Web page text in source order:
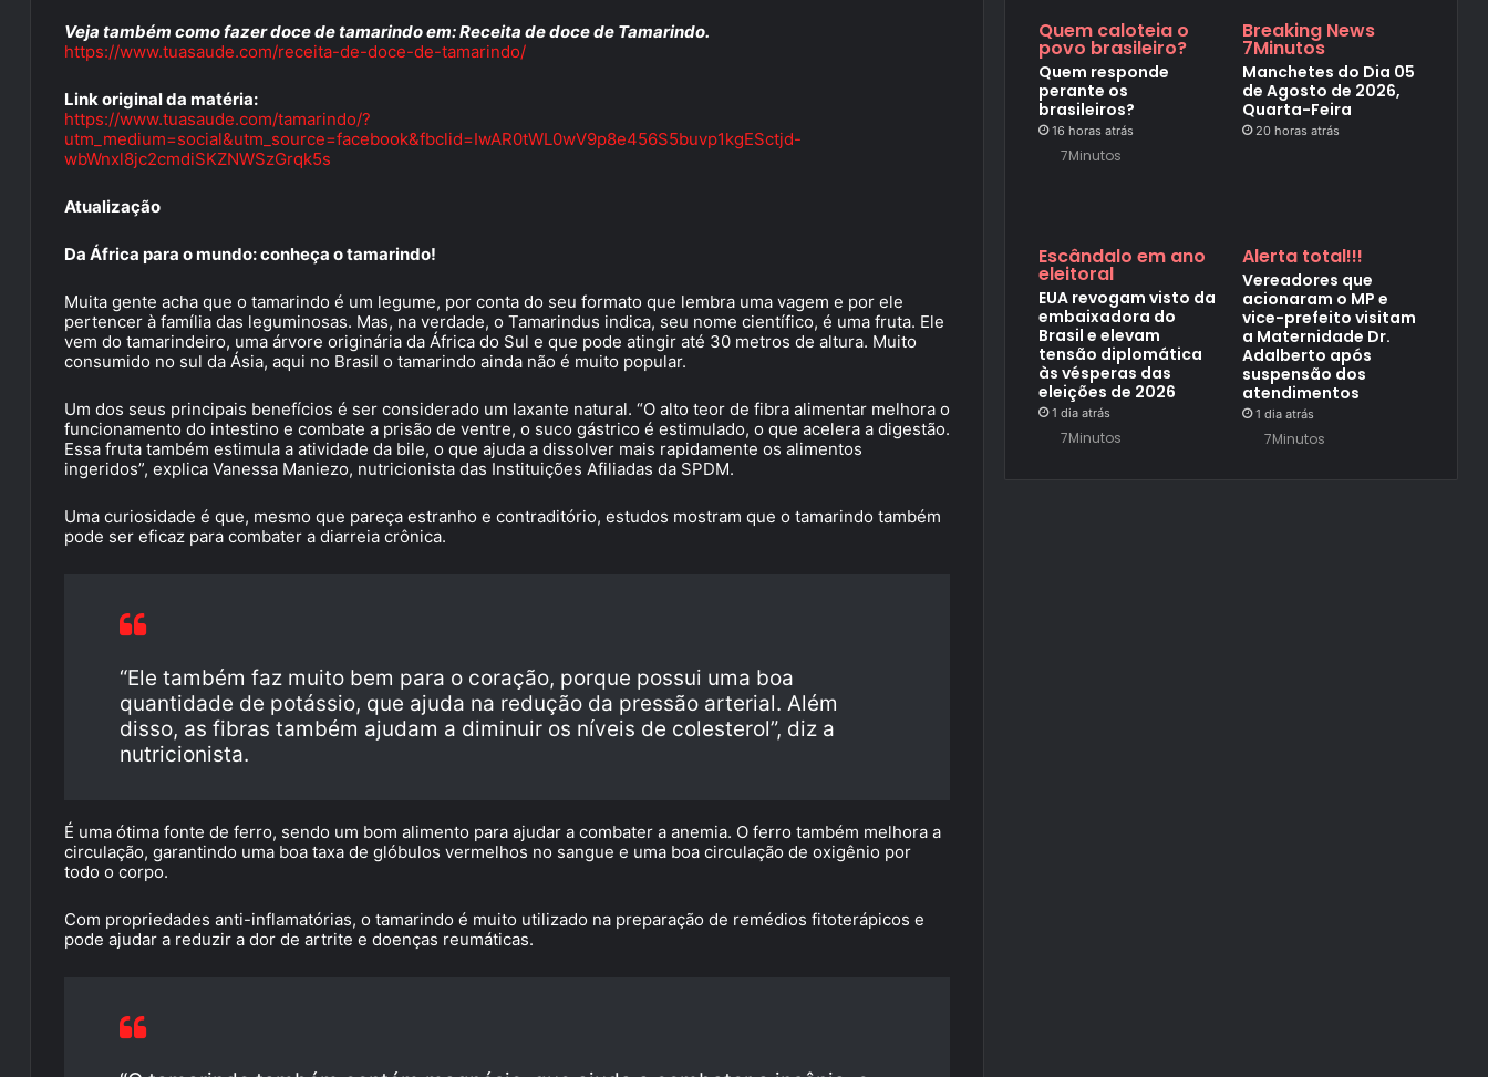
Veja também como fazer doce de tamarindo em: Receita de doce de Tamarindo.
https://www.tuasaude.com/receita-de-doce-de-tamarindo/
Link original da matéria:
https://www.tuasaude.com/tamarindo/?
utm_medium=social&utm_source=facebook&fbclid=IwAR0tWL0wV9p8e456S5buvp1kgESctjd-
wbWnxl8jc2cmdiSKZNWSzGrqk5s
Atualização
Da África para o mundo: conheça o tamarindo!
Muita gente acha que o tamarindo é um legume, por conta do seu formato que lembra uma vagem e por ele
pertencer à família das leguminosas. Mas, na verdade, o Tamarindus indica, seu nome científico, é uma fruta. Ele
vem do tamarindeiro, uma árvore originária da África do Sul e que pode atingir até 30 metros de altura. Muito
consumido no sul da Ásia, aqui no Brasil o tamarindo ainda não é muito popular.
Um dos seus principais benefícios é ser considerado um laxante natural. “O alto teor de fibra alimentar melhora o
funcionamento do intestino e combate a prisão de ventre, o suco gástrico é estimulado, o que acelera a digestão.
Essa fruta também estimula a atividade da bile, o que ajuda a dissolver mais rapidamente os alimentos
ingeridos”, explica Vanessa Maniezo, nutricionista das Instituições Afiliadas da SPDM.
Uma curiosidade é que, mesmo que pareça estranho e contraditório, estudos mostram que o tamarindo também
pode ser eficaz para combater a diarreia crônica.
“Ele também faz muito bem para o coração, porque possui uma boa
quantidade de potássio, que ajuda na redução da pressão arterial. Além
disso, as fibras também ajudam a diminuir os níveis de colesterol”, diz a
nutricionista.
É uma ótima fonte de ferro, sendo um bom alimento para ajudar a combater a anemia. O ferro também melhora a
circulação, garantindo uma boa taxa de glóbulos vermelhos no sangue e uma boa circulação de oxigênio por
todo o corpo.
Com propriedades anti-inflamatórias, o tamarindo é muito utilizado na preparação de remédios fitoterápicos e
pode ajudar a reduzir a dor de artrite e doenças reumáticas.
Quem caloteia o
povo brasileiro?
Quem responde
perante os
brasileiros?
16 horas atrás
7Minutos
Breaking News
7Minutos
Manchetes do Dia 05
de Agosto de 2026,
Quarta-Feira
20 horas atrás
Escândalo em ano
eleitoral
EUA revogam visto da
embaixadora do
Brasil e elevam
tensão diplomática
às vésperas das
eleições de 2026
1 dia atrás
7Minutos
Alerta total!!!
Vereadores que
acionaram o MP e
vice-prefeito visitam
a Maternidade Dr.
Adalberto após
suspensão dos
atendimentos
1 dia atrás
7Minutos